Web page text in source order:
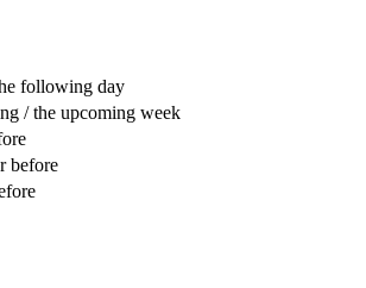
following day
/ the upcoming week
before